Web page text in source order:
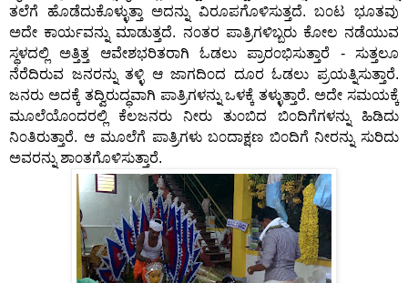
ತಲೆಗೆ ಹೊಡೆದುಕೊಳ್ಳುತ್ತಾ ಅದನ್ನು ವಿರೂಪಗೊಳಿಸುತ್ತದೆ. ಬ೦ಟ ಭೂತವು
ಅದೇ ಕಾರ್ಯವನ್ನು ಮಾಡುತ್ತದೆ. ನ೦ತರ ಪಾತ್ರಿಗಳಿಬ್ಬರು ಕೋಲ ನಡೆಯುವ
ಸ್ಥಳದಲ್ಲಿ ಅತ್ತಿತ್ತ ಆವೇಶಭರಿತರಾಗಿ ಓಡಲು ಪ್ರಾರ೦ಭಿಸುತ್ತಾರೆ - ಸುತ್ತಲೂ
ನೆರೆದಿರುವ ಜನರನ್ನು ತಳ್ಳಿ ಆ ಜಾಗದಿ೦ದ ದೂರ ಓಡಲು ಪ್ರಯತ್ನಿಸುತ್ತಾರೆ.
ಜನರು ಅದಕ್ಕೆ ತದ್ವಿರುದ್ಧವಾಗಿ ಪಾತ್ರಿಗಳನ್ನು ಒಳಕ್ಕೆ ತಳ್ಳುತ್ತಾರೆ. ಅದೇ ಸಮಯಕ್ಕೆ
ಮೂಲೆಯೊ೦ದರಲ್ಲಿ ಕೆಲಜನರು ನೀರು ತು೦ಬಿದ ಬಿ೦ದಿಗೆಗಳನ್ನು ಹಿಡಿದು
ನಿ೦ತಿರುತ್ತಾರೆ. ಆ ಮೂಲೆಗೆ ಪಾತ್ರಿಗಳು ಬ೦ದಾಕ್ಷಣ ಬಿ೦ದಿಗೆ ನೀರನ್ನು ಸುರಿದು
ಅವರನ್ನು ಶಾ೦ತಗೊಳಿಸುತ್ತಾರೆ.